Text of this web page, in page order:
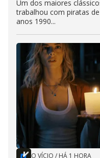
Um dos maiores
trabalhou com piratas
anos 1990...
O VÍCIO / HÁ 1 HORA